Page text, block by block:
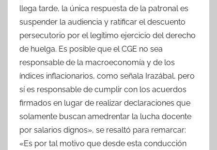
llega tarde, la única respuesta de la patronal es
suspender la audiencia y ratificar el descuento
persecutorio por el legítimo ejercicio del derecho
de huelga. Es posible que el CGE no sea
responsable de la macroeconomía y de los
índices inflacionarios, como señala Irazábal, pero
sí es responsable de cumplir con los acuerdos
firmados en lugar de realizar declaraciones que
solamente buscan amedrentar la lucha docente
por salarios dignos», se resaltó para remarcar:
«Es por tal motivo que desde esta conducción